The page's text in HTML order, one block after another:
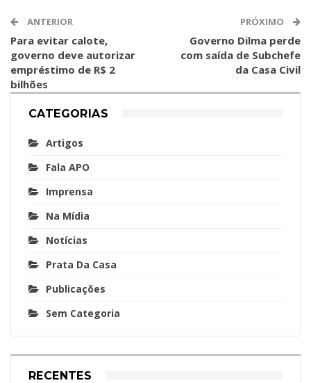
ANTERIOR
Para evitar calote,
governo deve autorizar
empréstimo de R$ 2
bilhões
PRÓXIMO
Governo Dilma perde
com saída de Subchefe
da Casa Civil
CATEGORIAS
Artigos
Fala APO
Imprensa
Na Mídia
Notícias
Prata Da Casa
Publicações
Sem Categoria
RECENTES